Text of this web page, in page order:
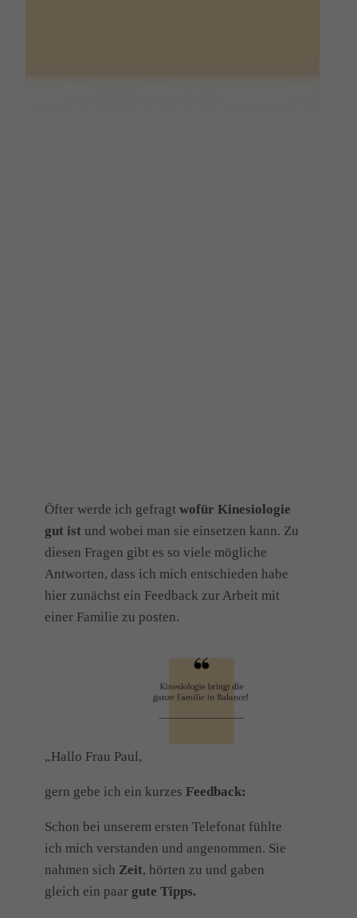
Öfter werde ich gefragt wofür Kinesiologie
gut ist und wobei man sie einsetzen kann. Zu
diesen Fragen gibt es so viele mögliche
Antworten, dass ich mich entschieden habe
hier zunächst ein Feedback zur Arbeit mit
einer Familie zu posten.
„Hallo Frau Paul,
gern gebe ich ein kurzes Feedback:
Schon bei unserem ersten Telefonat fühlte
ich mich verstanden und angenommen. Sie
nahmen sich Zeit, hörten zu und gaben
gleich ein paar gute Tipps.